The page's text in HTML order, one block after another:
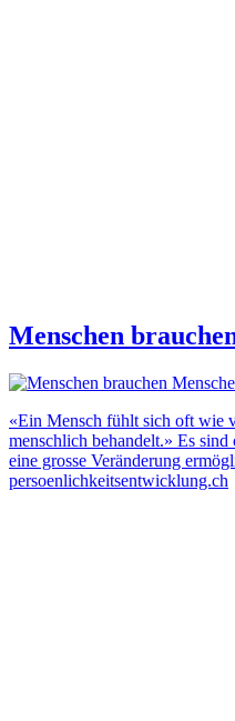
Menschen
«Ein Mensch fühlt sich oft wie
menschlich behandelt.» Es
eine grosse Veränderung
persoenlichkeitsentwicklung.ch